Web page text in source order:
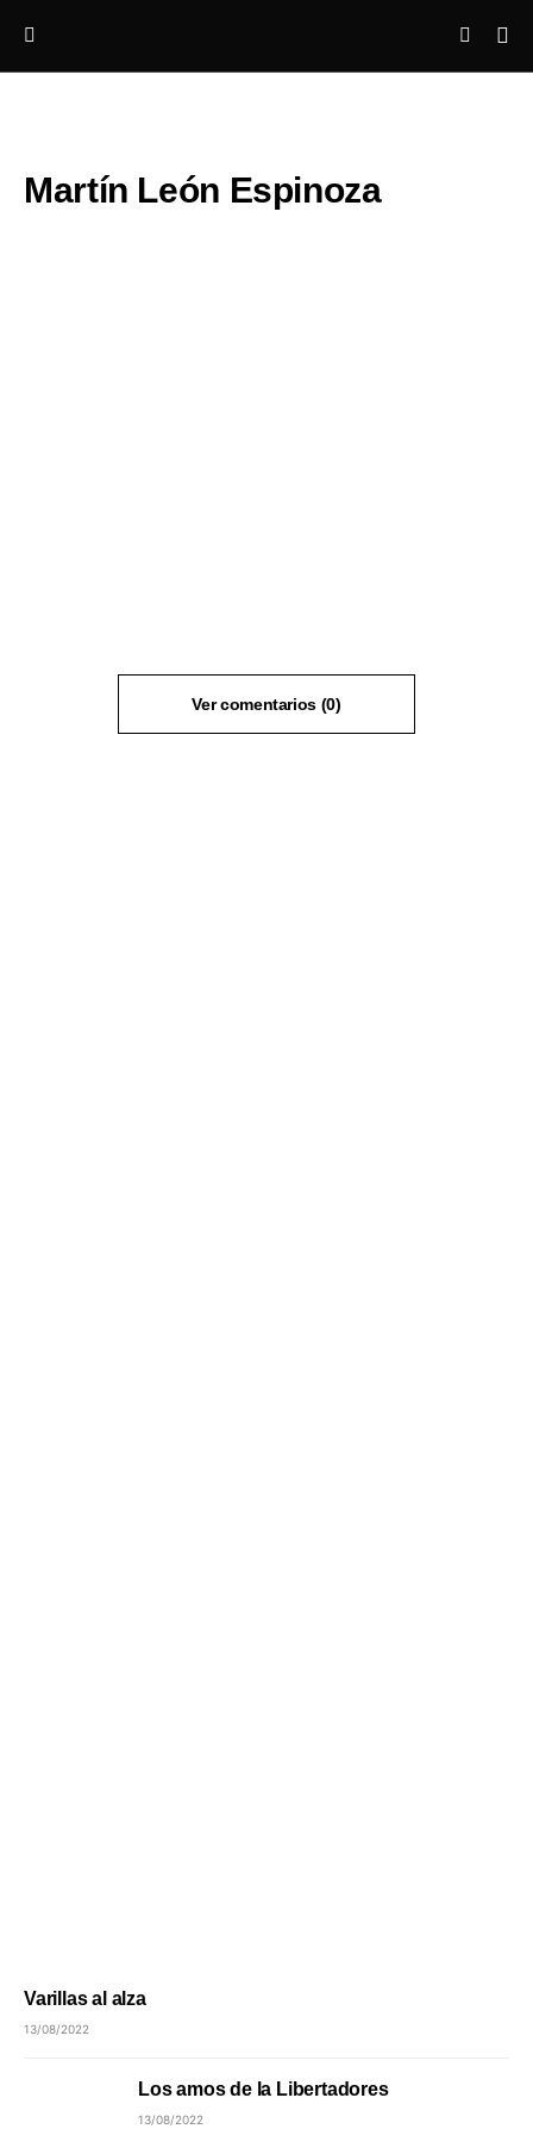
Martín León Espinoza
Ver comentarios (0)
Varillas al alza
13/08/2022
Los amos de la Libertadores
13/08/2022